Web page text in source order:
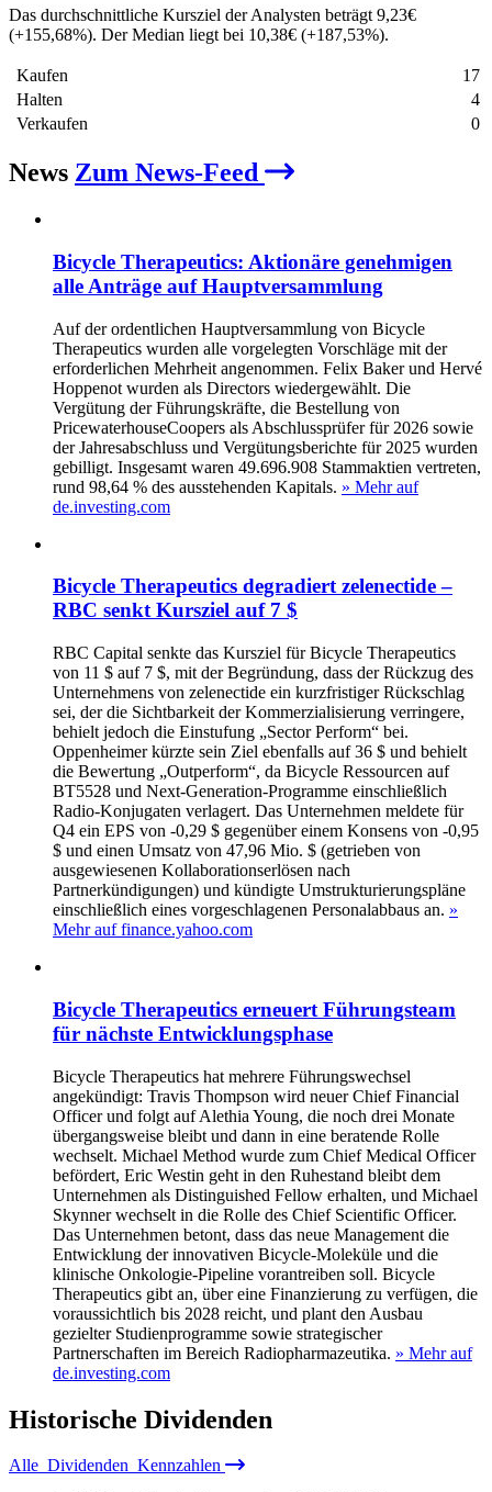
Das durchschnittliche Kursziel der Analysten beträgt 9,23€
(+155,68%). Der Median liegt bei 10,38€ (+187,53%).
Kaufen
17
Halten
4
Verkaufen
0
News Zum News-Feed
Bicycle Therapeutics: Aktionäre genehmigen
alle Anträge auf Hauptversammlung
Auf der ordentlichen Hauptversammlung von Bicycle
Therapeutics wurden alle vorgelegten Vorschläge mit der
erforderlichen Mehrheit angenommen. Felix Baker und Hervé
Hoppenot wurden als Directors wiedergewählt. Die
Vergütung der Führungskräfte, die Bestellung von
PricewaterhouseCoopers als Abschlussprüfer für 2026 sowie
der Jahresabschluss und Vergütungsberichte für 2025 wurden
gebilligt. Insgesamt waren 49.696.908 Stammaktien vertreten,
rund 98,64 % des ausstehenden Kapitals. » Mehr auf
de.investing.com
Bicycle Therapeutics degradiert zelenectide –
RBC senkt Kursziel auf 7 $
RBC Capital senkte das Kursziel für Bicycle Therapeutics
von 11 $ auf 7 $, mit der Begründung, dass der Rückzug des
Unternehmens von zelenectide ein kurzfristiger Rückschlag
sei, der die Sichtbarkeit der Kommerzialisierung verringere,
behielt jedoch die Einstufung „Sector Perform“ bei.
Oppenheimer kürzte sein Ziel ebenfalls auf 36 $ und behielt
die Bewertung „Outperform“, da Bicycle Ressourcen auf
BT5528 und Next‑Generation‑Programme einschließlich
Radio‑Konjugaten verlagert. Das Unternehmen meldete für
Q4 ein EPS von -0,29 $ gegenüber einem Konsens von -0,95
$ und einen Umsatz von 47,96 Mio. $ (getrieben von
ausgewiesenen Kollaborationserlösen nach
Partnerkündigungen) und kündigte Umstrukturierungspläne
einschließlich eines vorgeschlagenen Personalabbaus an. »
Mehr auf finance.yahoo.com
Bicycle Therapeutics erneuert Führungsteam
für nächste Entwicklungsphase
Bicycle Therapeutics hat mehrere Führungswechsel
angekündigt: Travis Thompson wird neuer Chief Financial
Officer und folgt auf Alethia Young, die noch drei Monate
übergangsweise bleibt und dann in eine beratende Rolle
wechselt. Michael Method wurde zum Chief Medical Officer
befördert, Eric Westin geht in den Ruhestand bleibt dem
Unternehmen als Distinguished Fellow erhalten, und Michael
Skynner wechselt in die Rolle des Chief Scientific Officer.
Das Unternehmen betont, dass das neue Management die
Entwicklung der innovativen Bicycle-Moleküle und die
klinische Onkologie-Pipeline vorantreiben soll. Bicycle
Therapeutics gibt an, über eine Finanzierung zu verfügen, die
voraussichtlich bis 2028 reicht, und plant den Ausbau
gezielter Studienprogramme sowie strategischer
Partnerschaften im Bereich Radiopharmazeutika. » Mehr auf
de.investing.com
Historische Dividenden
Alle Dividenden Kennzahlen